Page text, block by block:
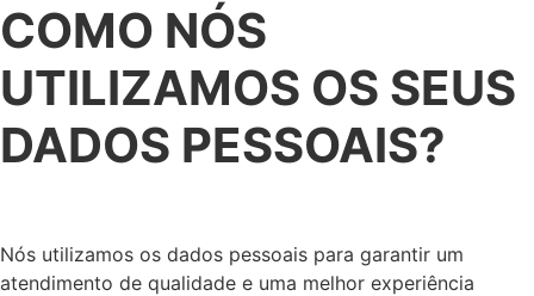
COMO NÓS
UTILIZAMOS OS SEUS
DADOS PESSOAIS?
Nós utilizamos os dados pessoais para garantir um
atendimento de qualidade e uma melhor experiência